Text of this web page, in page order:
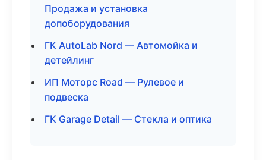
Продажа и установка
допоборудования
ГК AutoLab Nord — Автомойка и
детейлинг
ИП Моторс Road — Рулевое и
подвеска
ГК Garage Detail — Стекла и оптика